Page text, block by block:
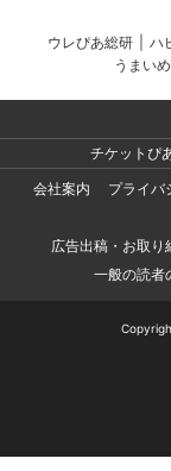
ウレぴあ総研 ハ
うまい
チケットぴ
会社案内
プライバ
広告出稿・お取り
一般の読者